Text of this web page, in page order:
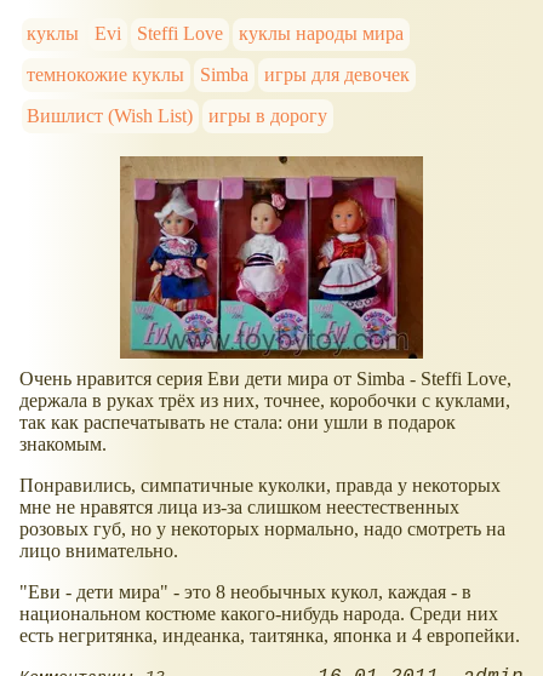
куклы Evi Steffi Love
куклы народы мира
темнокожие куклы
Simba
игры для девочек
Вишлист (Wish List)
игры в дорогу
Очень нравится серия Еви дети мира от Simba - Steffi Love,
держала в руках трёх из них, точнее, коробочки с куклами,
так как распечатывать не стала: они ушли в подарок
знакомым.
Понравились, симпатичные куколки, правда у некоторых
мне не нравятся лица из-за слишком неестественных
розовых губ, но у некоторых нормально, надо смотреть на
лицо внимательно.
"Еви - дети мира" - это 8 необычных кукол, каждая - в
национальном костюме какого-нибудь народа. Среди них
есть негритянка, индеанка, таитянка, японка и 4 европейки.